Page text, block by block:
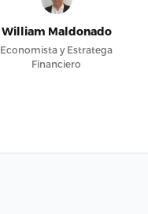
William Maldonado
Economista y Estratega
Financiero